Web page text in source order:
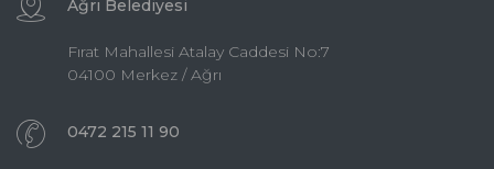
Ağrı Belediyesi
Fırat Mahallesi Atalay Caddesi No:7
04100 Merkez / Ağrı
0472 215 11 90